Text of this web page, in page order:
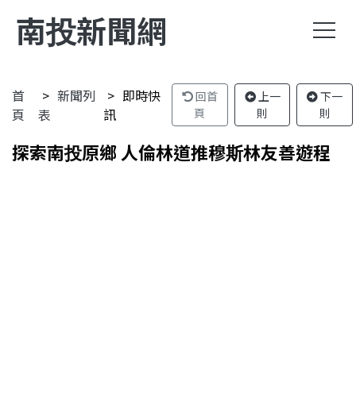
南投新聞網
首
頁
新聞列
表
即時快
訊
回首
頁
上一
則
下一
則
探索南投原鄉 人倫林道推穆斯林友善遊程